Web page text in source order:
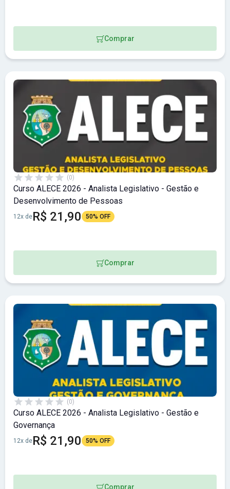
Comprar
(0)
Curso ALECE 2026 - Analista Legislativo - Gestão e
Desenvolvimento de Pessoas
12x deR$ 21,90 50% OFF
Comprar
(0)
Curso ALECE 2026 - Analista Legislativo - Gestão e
Governança
12x deR$ 21,90 50% OFF
Comprar